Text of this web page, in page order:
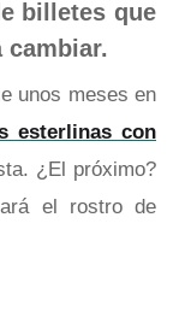
billetes que
cambiar.
unos meses en
esterlinas con
¿El próximo?
el rostro de